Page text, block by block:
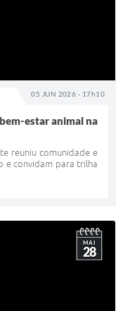
05 JUN 2026 - 17h10
estar animal na
reuniu comunidade e
e convidam para trilha
MAI
28